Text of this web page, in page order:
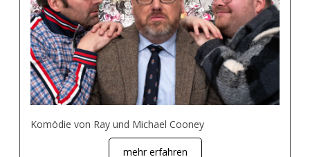
Komödie von Ray und Michael Cooney
mehr erfahren